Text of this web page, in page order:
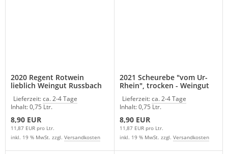
2020 Regent Rotwein
lieblich Weingut Russbach
Lieferzeit:ca. 2-4 Tage
Inhalt: 0,75 Ltr.
8,90 EUR
11,87 EUR pro Ltr.
inkl. 19 % MwSt. zzgl. Versandkosten
2021 Scheurebe "vom Ur-
Rhein", trocken - Weingut
Lieferzeit:ca. 2-4 Tage
Inhalt: 0,75 Ltr.
8,90 EUR
11,87 EUR pro Ltr.
inkl. 19 % MwSt. zzgl. Versandkosten